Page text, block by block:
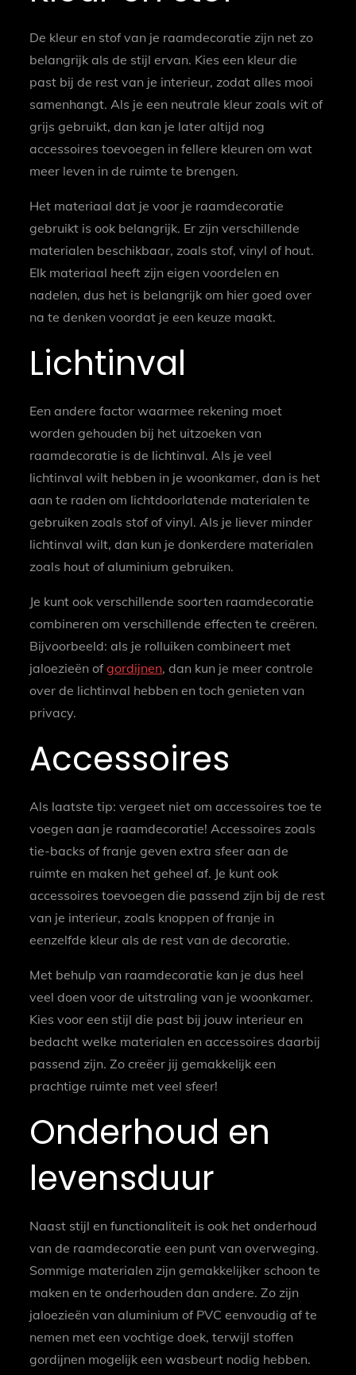
De kleur en stof van je raamdecoratie zijn net zo
belangrijk als de stijl ervan. Kies een kleur die
past bij de rest van je interieur, zodat alles mooi
samenhangt. Als je een neutrale kleur zoals wit of
grijs gebruikt, dan kan je later altijd nog
accessoires toevoegen in fellere kleuren om wat
meer leven in de ruimte te brengen.
Het materiaal dat je voor je raamdecoratie
gebruikt is ook belangrijk. Er zijn verschillende
materialen beschikbaar, zoals stof, vinyl of hout.
Elk materiaal heeft zijn eigen voordelen en
nadelen, dus het is belangrijk om hier goed over
na te denken voordat je een keuze maakt.
Lichtinval
Een andere factor waarmee rekening moet
worden gehouden bij het uitzoeken van
raamdecoratie is de lichtinval. Als je veel
lichtinval wilt hebben in je woonkamer, dan is het
aan te raden om lichtdoorlatende materialen te
gebruiken zoals stof of vinyl. Als je liever minder
lichtinval wilt, dan kun je donkerdere materialen
zoals hout of aluminium gebruiken.
Je kunt ook verschillende soorten raamdecoratie
combineren om verschillende effecten te creëren.
Bijvoorbeeld: als je rolluiken combineert met
jaloezieën ofgordijnen, dan kun je meer controle
over de lichtinval hebben en toch genieten van
privacy.
Accessoires
Als laatste tip: vergeet niet om accessoires toe te
voegen aan je raamdecoratie! Accessoires zoals
tie-backs of franje geven extra sfeer aan de
ruimte en maken het geheel af. Je kunt ook
accessoires toevoegen die passend zijn bij de rest
van je interieur, zoals knoppen of franje in
eenzelfde kleur als de rest van de decoratie.
Met behulp van raamdecoratie kan je dus heel
veel doen voor de uitstraling van je woonkamer.
Kies voor een stijl die past bij jouw interieur en
bedacht welke materialen en accessoires daarbij
passend zijn. Zo creëer jij gemakkelijk een
prachtige ruimte met veel sfeer!
Onderhoud en
levensduur
Naast stijl en functionaliteit is ook het onderhoud
van de raamdecoratie een punt van overweging.
Sommige materialen zijn gemakkelijker schoon te
maken en te onderhouden dan andere. Zo zijn
jaloezieën van aluminium of PVC eenvoudig af te
nemen met een vochtige doek, terwijl stoffen
gordijnen mogelijk een wasbeurt nodig hebben.